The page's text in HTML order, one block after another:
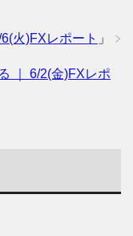
火)FXレポート 」
｜ 6/2(金)FXレポ